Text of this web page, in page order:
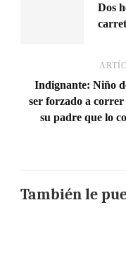
Dos
Indignante: Niño
ser forzado a
su padre que lo
También le